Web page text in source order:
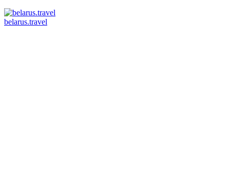
belarus.travel